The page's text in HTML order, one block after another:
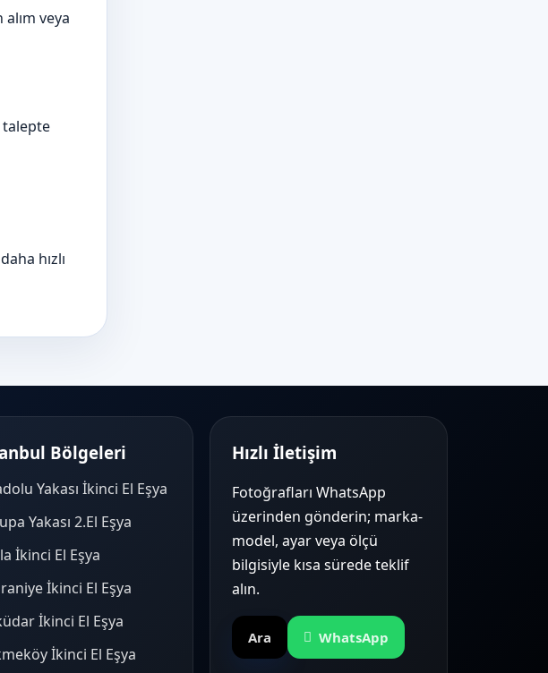
veya
hızlı
Bölgeleri
Yakası İkinci El Eşya
Yakası 2.El Eşya
İkinci El Eşya
İkinci El Eşya
İkinci El Eşya
İkinci El Eşya
Hızlı İletişim
Fotoğrafları WhatsApp
üzerinden gönderin; marka-
model, ayar veya ölçü
bilgisiyle kısa sürede teklif
alın.
Ara WhatsApp